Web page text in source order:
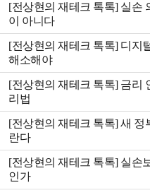
[전상현의 재테크 톡톡] 실손
이 아니다
[전상현의 재테크 톡톡] 디지
해소해야
[전상현의 재테크 톡톡] 금리
리법
[전상현의 재테크 톡톡] 새 정
란다
[전상현의 재테크 톡톡] 실손
인가